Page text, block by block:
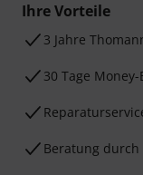
Ihre Vorteile
3 Jahre
30 Tage
Beratung durch